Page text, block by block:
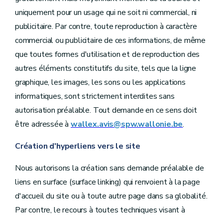
uniquement pour un usage qui ne soit ni commercial, ni
publicitaire. Par contre, toute reproduction à caractère
commercial ou publicitaire de ces informations, de même
que toutes formes d'utilisation et de reproduction des
autres éléments constitutifs du site, tels que la ligne
graphique, les images, les sons ou les applications
informatiques, sont strictement interdites sans
autorisation préalable. Tout demande en ce sens doit
être adressée àwallex.avis@spw.wallonie.be.
Création d'hyperliens vers le site
Nous autorisons la création sans demande préalable de
liens en surface (surface linking) qui renvoient à la page
d'accueil du site ou à toute autre page dans sa globalité.
Par contre, le recours à toutes techniques visant à